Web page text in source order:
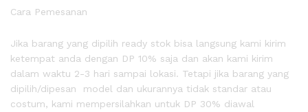
Cara Pemesanan
Jika barang yang dipilih ready stok bisa langsung kami kirim
ketempat anda dengan DP 10% saja dan akan kami kirim
dalam waktu 2-3 hari sampai lokasi. Tetapi jika barang yang
dipilih/dipesan model dan ukurannya tidak standar atau
costum, kami mempersilahkan untuk DP 30% diawal